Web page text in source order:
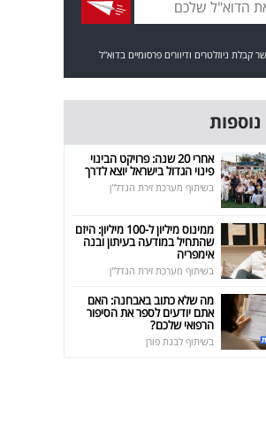
קבלת ניוזלטרים ודיוורים פרסומיים בדוא"ל
אחרי 20 שנה: פרויקט הבינוי
פינוי הגדול בישראל יוצא לדרך
בשיתוף מערכת זירת הנדל"ן
ממינוס מיליון ל-100 מיליון: היזם
שהתחיל במודעה בעיתון ובנה
אימפריה
בשיתוף מערכת זירת הנדל"ן
מה שלא כתוב באבחנה: האם
אתם יודעים לספר את הסיפור
הרפואי שלכם?
בשיתוף לבנת פורן